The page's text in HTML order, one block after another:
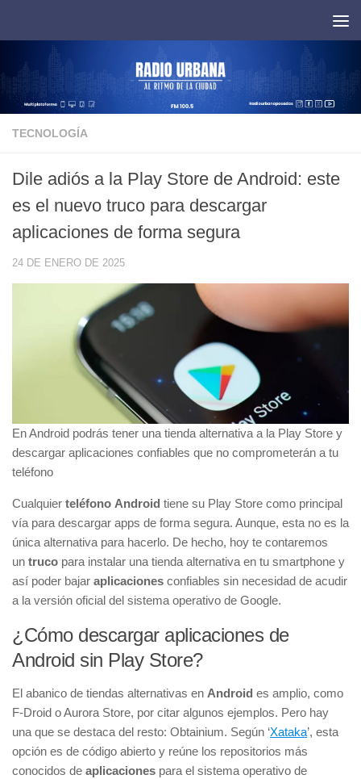
TECNOLOGÍA
Dile adiós a la Play Store de Android: este
es el nuevo truco para descargar
aplicaciones de forma segura
24 DE ENERO DE 2025
En Android podrás tener una tienda alternativa a la Play Store y
descargar aplicaciones confiables que no comprometerán a tu
teléfono
Cualquier teléfono Android tiene su Play Store como principal
vía para descargar apps de forma segura. Aunque, esta no es la
única alternativa para hacerlo. De hecho, hoy te contaremos
un truco para instalar una tienda alternativa en tu smartphone y
así poder bajar aplicaciones confiables sin necesidad de acudir
a la versión oficial del sistema operativo de Google.
¿Cómo descargar aplicaciones de
Android sin Play Store?
El abanico de tiendas alternativas en Android es amplio, como
F-Droid o Aurora Store, por citar algunos ejemplos. Pero hay
una que se destaca del resto: Obtainium. Según ‘Xataka’, esta
opción es de código abierto y reúne los repositorios más
conocidos de aplicaciones para el sistema operativo de